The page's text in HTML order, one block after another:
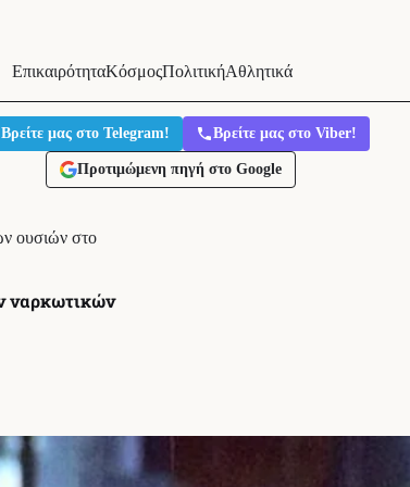
ΕπικαιρότηταΚόσμοςΠολιτικήΑθλητικά
Βρείτε μας στο Telegram! Βρείτε μας στο Viber!
Προτιμώμενη πηγή στο Google
ουσιών στο
ναρκωτικών